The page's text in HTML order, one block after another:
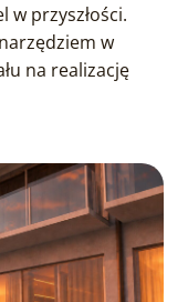
w przyszłości.
w
na realizację